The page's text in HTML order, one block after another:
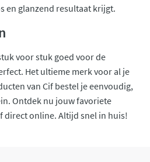
en glanzend resultaat krijgt.
voor stuk goed voor de
Het ultieme merk voor al je
van Cif bestel je eenvoudig,
Ontdek nu jouw favoriete
direct online. Altijd snel in huis!